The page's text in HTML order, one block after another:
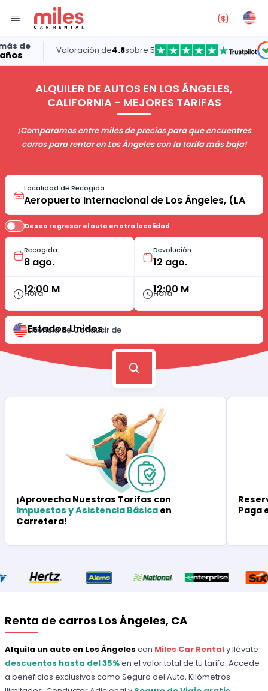
Valoración de4.8sobre 5 5.0
ALQUILER DE AUTOS EN LOS ÁNGELES,
CALIFORNIA - MEJORES TARIFAS
¡Comparamos entre miles de precios para que encuentres
carros para rentar en Los Ángeles con la tarifa más baja!
Localidad de Recogida
Deseo regresar el auto en otra localidad
Recogida
Hora
12:00 M
Devolución
Hora
12:00 M
Licencia de Conducir de
Estados Unidos
¡Aprovecha Nuestras Tarifas con
Impuestos y Asistencia Básica en
Carretera!
Paga
Renta de carros Los Ángeles, CA
Alquila un auto en Los Ángeles con Miles Car Rentaly llévate
descuentos hasta del 35%en el valor total de tu tarifa. Accede
a beneficios exclusivos como Seguro del Auto, Kilómetros